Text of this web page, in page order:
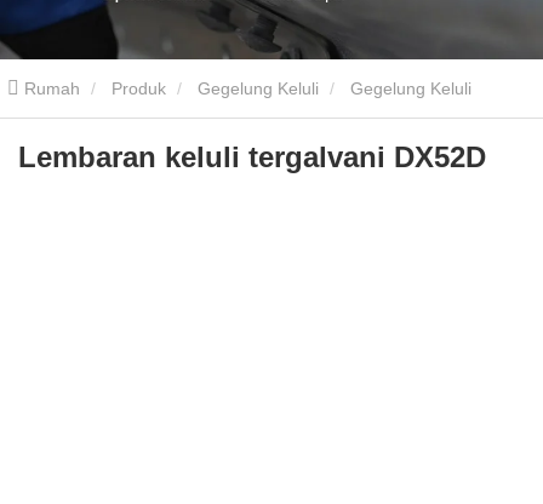
Rumah Produk Gegelung Keluli Gegelung Keluli
Bergalvani Lembaran keluli tergalvani DX52D
Lembaran keluli tergalvani DX52D